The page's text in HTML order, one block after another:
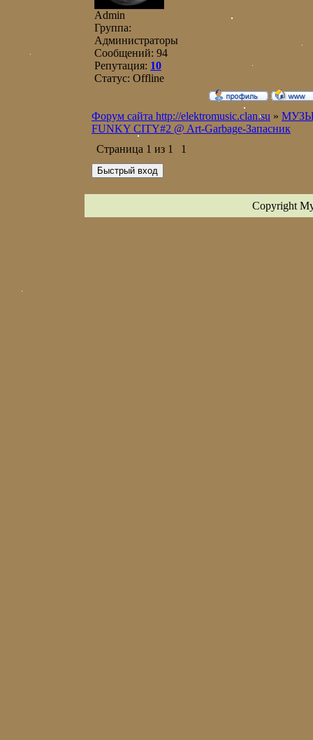
Admin
Группа:
Администраторы
Сообщений: 94
Репутация: 10
Статус: Offline
Форум сайта http://elektromusic.clan.su »
FUNKY CITY#2 @ Art-Garbage-Запасник
Страница 1 из 1 1
Copyright